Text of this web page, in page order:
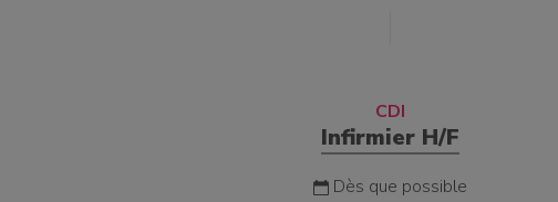
CDI
Infirmier H/F
Dès que possible